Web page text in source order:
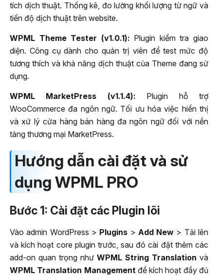
tích dịch thuật. Thống kê, đo lường khối lượng từ ngữ và
tiến độ dịch thuật trên website.
WPML Theme Tester (v1.0.1): Plugin kiểm tra giao
diện. Công cụ dành cho quản trị viên để test mức độ
tương thích và khả năng dịch thuật của Theme đang sử
dụng.
WPML MarketPress (v1.1.4): Plugin hỗ trợ
WooCommerce đa ngôn ngữ. Tối ưu hóa việc hiển thị
và xử lý cửa hàng bán hàng đa ngôn ngữ đối với nền
tảng thương mại MarketPress.
Hướng dẫn cài đặt và sử
dụng WPML PRO
Bước 1: Cài đặt các Plugin lõi
Vào admin WordPress > Plugins > Add New > Tải lên
và kích hoạt core plugin trước, sau đó cài đặt thêm các
add-on quan trọng như WPML String Translation và
WPML Translation Managementđể kích hoạt đầy đủ